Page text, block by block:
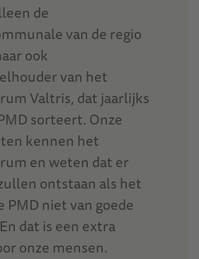
de
van de regio
ook
van het
Valtris, dat jaarlijks
sorteert. Onze
kennen het
en weten dat er
ontstaan als het
PMD niet van goede
dat is een extra
onze mensen.